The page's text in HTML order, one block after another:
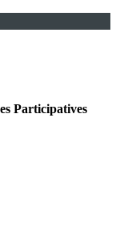
Participatives